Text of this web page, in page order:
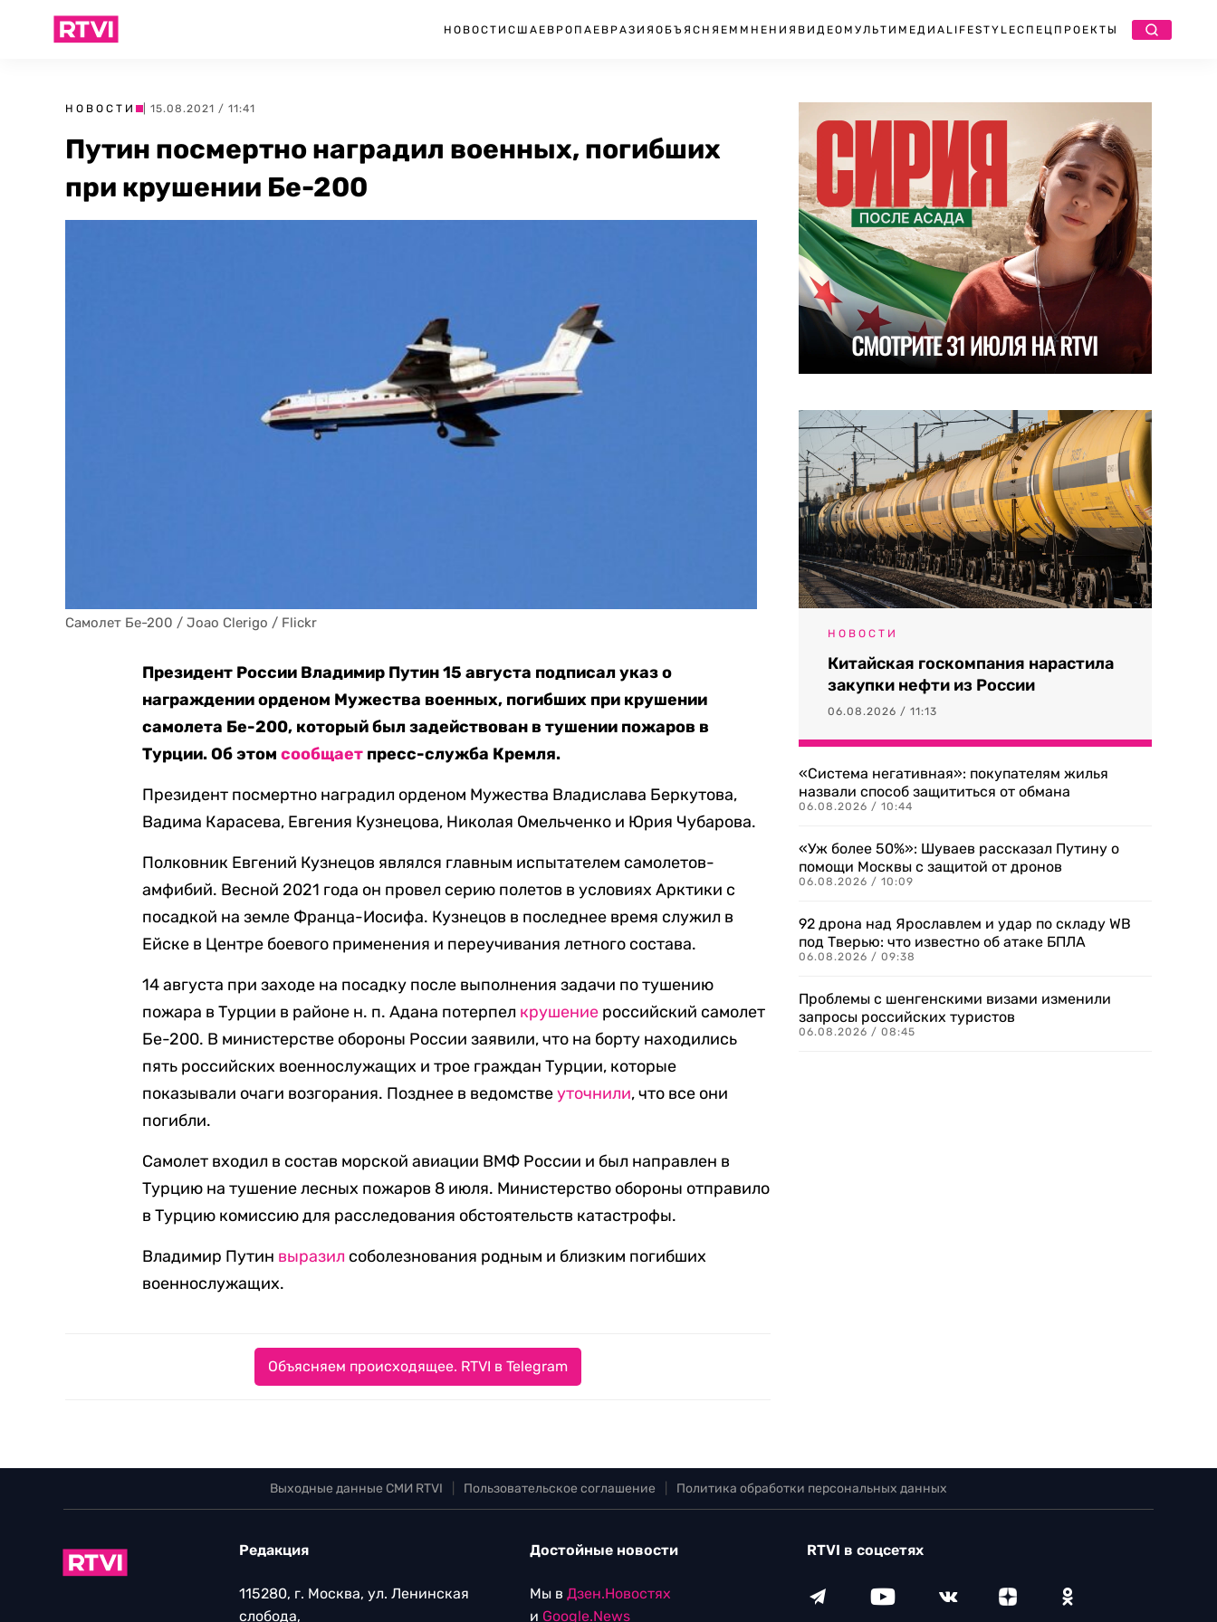
НОВОСТИ США ЕВРОПА ЕВРАЗИЯ ОБЪЯСНЯЕМ МНЕНИЯ ВИДЕО МУЛЬТИМЕДИА LIFESTYLEСПЕЦПРОЕКТЫ
НОВОСТИ | 15.08.2021 / 11:41
Путин посмертно наградил военных, погибших
при крушении Бе-200
Самолет Бе-200 / Joao Clerigo / Flickr
Президент России Владимир Путин 15 августа подписал указ о
награждении орденом Мужества военных, погибших при крушении
самолета Бе-200, который был задействован в тушении пожаров в
Турции. Об этомсообщает пресс-служба Кремля.
Президент посмертно наградил орденом Мужества Владислава Беркутова,
Вадима Карасева, Евгения Кузнецова, Николая Омельченко и Юрия Чубарова.
Полковник Евгений Кузнецов являлся главным испытателем самолетов-
амфибий. Весной 2021 года он провел серию полетов в условиях Арктики с
посадкой на земле Франца-Иосифа. Кузнецов в последнее время служил в
Ейске в Центре боевого применения и переучивания летного состава.
14 августа при заходе на посадку после выполнения задачи по тушению
пожара в Турции в районе н. п. Адана потерпел крушение российский самолет
Бе-200. В министерстве обороны России заявили, что на борту находились
пять российских военнослужащих и трое граждан Турции, которые
показывали очаги возгорания. Позднее в ведомствеуточнили, что все они
погибли.
Самолет входил в состав морской авиации ВМФ России и был направлен в
Турцию на тушение лесных пожаров 8 июля. Министерство обороны отправило
в Турцию комиссию для расследования обстоятельств катастрофы.
Владимир Путин выразил соболезнования родным и близким погибших
военнослужащих.
Объясняем происходящее. RTVI в Telegram
НОВОСТИ
Китайская госкомпания нарастила
закупки нефти из России
06.08.2026 / 11:13
«Система негативная»: покупателям жилья
назвали способ защититься от обмана
06.08.2026 / 10:44
«Уж более 50%»: Шуваев рассказал Путину о
помощи Москвы с защитой от дронов
06.08.2026 / 10:09
92 дрона над Ярославлем и удар по складу WB
под Тверью: что известно об атаке БПЛА
06.08.2026 / 09:38
Проблемы с шенгенскими визами изменили
запросы российских туристов
06.08.2026 / 08:45
Выходные данные СМИ RTVI Пользовательское соглашение Политика обработки персональных данных
Редакция
115280, г. Москва, ул. Ленинская
слобода,
Достойные новости
Мы в Дзен.Новостях
и Google.News
RTVI в соцсетях